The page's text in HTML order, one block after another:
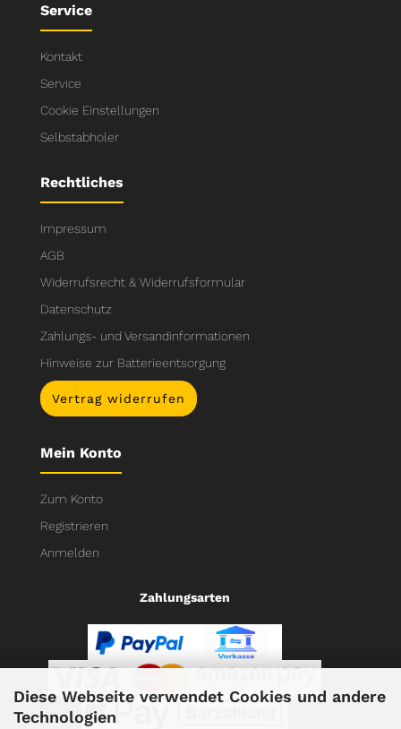
Diese Webseite verwendet Cookies und andere
Technologien
Service
Kontakt
Service
Cookie Einstellungen
Selbstabholer
Rechtliches
Impressum
AGB
Widerrufsrecht & Widerrufsformular
Datenschutz
Zahlungs- und Versandinformationen
Hinweise zur Batterieentsorgung
Vertrag widerrufen
Mein Konto
Zum Konto
Registrieren
Anmelden
Zahlungsarten